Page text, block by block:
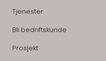
Tjenester
Bli bedriftskunde
Prosjekt